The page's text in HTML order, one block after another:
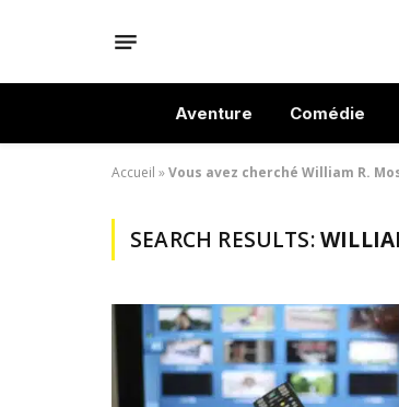
Aventure Comédie
Accueil »Vous avez cherché William R.
SEARCH RESULTS: